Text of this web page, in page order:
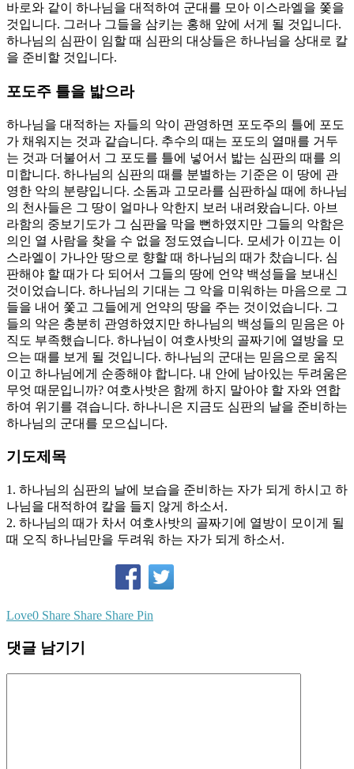
바로와 같이 하나님을 대적하여 군대를 모아 이스라엘을 쫓을
것입니다. 그러나 그들을 삼키는 홍해 앞에 서게 될 것입니다.
하나님의 심판이 임할 때 심판의 대상들은 하나님을 상대로 칼
을 준비할 것입니다.
포도주 틀을 밟으라
하나님을 대적하는 자들의 악이 관영하면 포도주의 틀에 포도
가 채워지는 것과 같습니다. 추수의 때는 포도의 열매를 거두
는 것과 더불어서 그 포도를 틀에 넣어서 밟는 심판의 때를 의
미합니다. 하나님의 심판의 때를 분별하는 기준은 이 땅에 관
영한 악의 분량입니다. 소돔과 고모라를 심판하실 때에 하나님
의 천사들은 그 땅이 얼마나 악한지 보러 내려왔습니다. 아브
라함의 중보기도가 그 심판을 막을 뻔하였지만 그들의 악함은
의인 열 사람을 찾을 수 없을 정도였습니다. 모세가 이끄는 이
스라엘이 가나안 땅으로 향할 때 하나님의 때가 찼습니다. 심
판해야 할 때가 다 되어서 그들의 땅에 언약 백성들을 보내신
것이었습니다. 하나님의 기대는 그 악을 미워하는 마음으로 그
들을 내어 쫓고 그들에게 언약의 땅을 주는 것이었습니다. 그
들의 악은 충분히 관영하였지만 하나님의 백성들의 믿음은 아
직도 부족했습니다. 하나님이 여호사밧의 골짜기에 열방을 모
으는 때를 보게 될 것입니다. 하나님의 군대는 믿음으로 움직
이고 하나님에게 순종해야 합니다. 내 안에 남아있는 두려움은
무엇 때문입니까? 여호사밧은 함께 하지 말아야 할 자와 연합
하여 위기를 겪습니다. 하나니은 지금도 심판의 날을 준비하는
하나님의 군대를 모으십니다.
기도제목
1. 하나님의 심판의 날에 보습을 준비하는 자가 되게 하시고 하
나님을 대적하여 칼을 들지 않게 하소서.
2. 하나님의 때가 차서 여호사밧의 골짜기에 열방이 모이게 될
때 오직 하나님만을 두려워 하는 자가 되게 하소서.
Love0 Share Share Share Pin
댓글 남기기